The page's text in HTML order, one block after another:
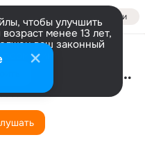
Войти
чтобы улучшить
менее 13 лет,
ваш законный
The Devil Or Jesse James (Album)